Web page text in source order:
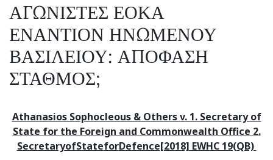
ΑΓΩΝΙΣΤΕΣ ΕΟΚΑ
ΕΝΑΝΤΙΟΝ ΗΝΩΜΕΝΟΥ
ΒΑΣΙΛΕΙΟΥ: ΑΠΟΦΑΣΗ
ΣΤΑΘΜΟΣ;
Athanasios Sophocleous & Others v. 1. Secretary of
State for the Foreign and Commonwealth Office 2.
SecretaryofStateforDefence[2018] EWHC 19(QB)